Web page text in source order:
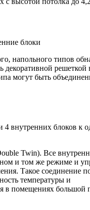
блоки
напольного типов
декоративной решеткой
могут быть
4 внутренних блоков к
Twin). Все
и том же режиме и
Такое соединение
температуры и
в помещениях большой